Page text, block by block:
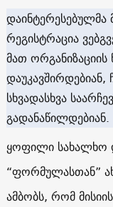
დაინტერესებულმა
რეგისტრაცია
მათ
სხვადასხვა
გადანაწილდებიან.
ყოფილი სახალხო
“ფორმულასთან”
ამბობს, რომ